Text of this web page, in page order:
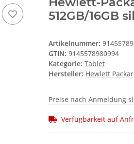
512GB/16GB
Artikelnummer:
GTIN: 9145578980994
Kategorie: Tablet
Hersteller: Hewlett
Preise nach Anmeldung
Verfügbarkeit auf